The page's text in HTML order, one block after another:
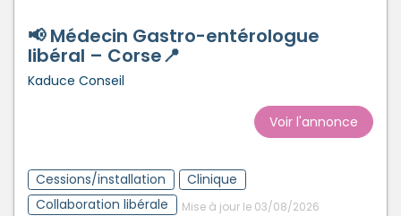
📢 Médecin Gastro-entérologue
libéral – Corse📍
Kaduce Conseil
Voir l'annonce
Cessions/installation
Clinique
Collaboration libérale
Mise à jour le 03/08/2026